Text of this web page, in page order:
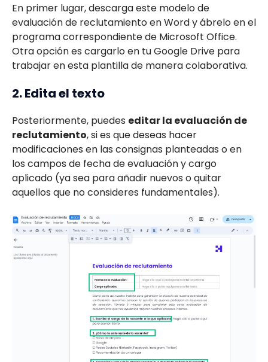
En primer lugar, descarga este modelo de
evaluación de reclutamiento en Word y ábrelo en el
programa correspondiente de Microsoft Office.
Otra opción es cargarlo en tu Google Drive para
trabajar en esta plantilla de manera colaborativa.
2. Edita el texto
Posteriormente, puedes editar la evaluación de
reclutamiento, si es que deseas hacer
modificaciones en las consignas planteadas o en
los campos de fecha de evaluación y cargo
aplicado (ya sea para añadir nuevos o quitar
aquellos que no consideres fundamentales).